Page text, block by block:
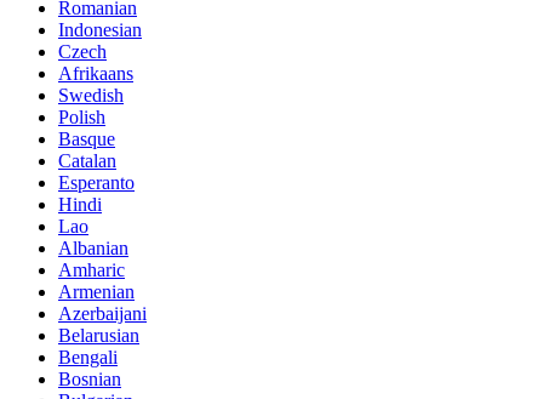
Romanian
Indonesian
Czech
Afrikaans
Swedish
Polish
Basque
Catalan
Esperanto
Hindi
Lao
Albanian
Amharic
Armenian
Azerbaijani
Belarusian
Bengali
Bosnian